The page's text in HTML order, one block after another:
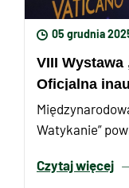
05 grudnia
VIII Wystawa
Oficjalna
grudnia.
Watykanie”
Czytaj więcej